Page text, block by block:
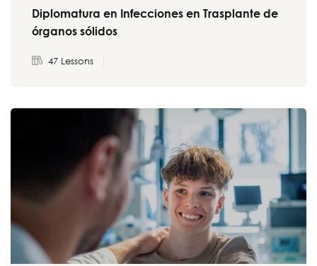
Diplomatura en Infecciones en Trasplante de
órganos sólidos
47 Lessons